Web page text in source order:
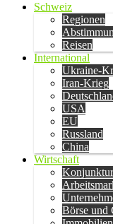
Schweiz
Regionen
Reisen
International
Ukraine-
Iran-Krieg
USA
EU
Russland
China
Wirtschaft
Konjunktur
Börse und